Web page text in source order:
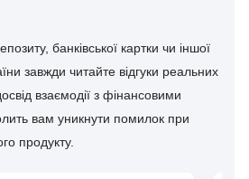
банківської картки чи іншої
завжди читайте відгуки реальних
взаємодії з фінансовими
вам уникнути помилок при
продукту.